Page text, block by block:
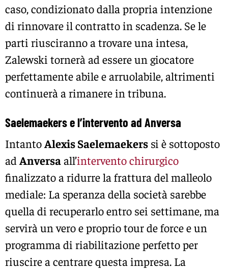
caso, condizionato dalla propria intenzione
di rinnovare il contratto in scadenza. Se le
parti riusciranno a trovare una intesa,
Zalewski tornerà ad essere un giocatore
perfettamente abile e arruolabile, altrimenti
continuerà a rimanere in tribuna.
Saelemaekers e l’intervento ad Anversa
IntantoAlexis Saelemaekers si è sottoposto
ad Anversaall’intervento chirurgico
finalizzato a ridurre la frattura del malleolo
mediale: La speranza della società sarebbe
quella di recuperarlo entro sei settimane, ma
servirà un vero e proprio tour de force e un
programma di riabilitazione perfetto per
riuscire a centrare questa impresa. La